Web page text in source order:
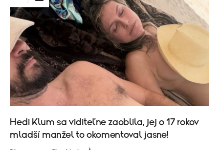
Hedi Klum sa viditeľne zaoblila, jej o 17 rokov
mladší manžel to okomentoval jasne!